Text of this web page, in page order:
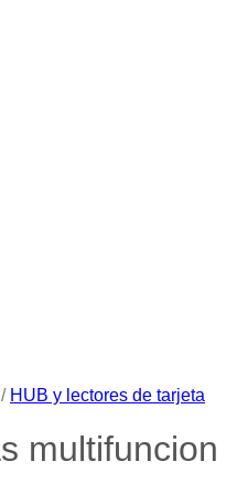
/ HUB y lectores de tarjeta
multifuncion